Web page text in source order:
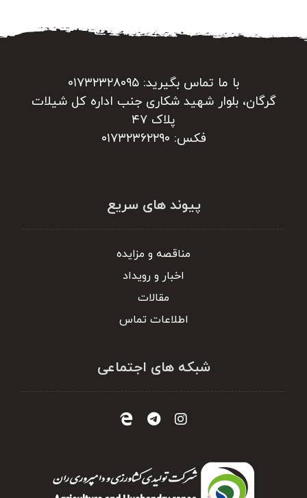
با ما تماس بگیرید: ۰۱۷۳۲۳۲۸۰۹۵
گرگان، بلوار شهید شکاری جنب اداره کل شیلات
پلاک ۴۷
فکس: ۰۱۷۳۲۳۶۲۲۹۰
پیوند های سریع
مناقصه و مزایده
اخبار و رویداد
مقالات
اطلاعات تماس
شبکه های اجتماعی